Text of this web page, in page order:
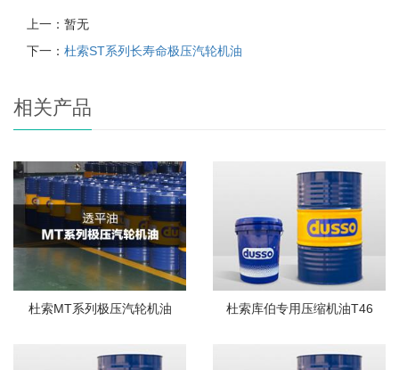
上一：暂无
下一： 杜索ST系列长寿命极压汽轮机油
相关产品
杜索MT系列极压汽轮机油 杜索库伯专用压缩机油T46